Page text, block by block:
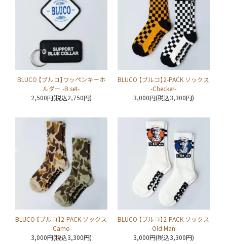
BLUCO 【ブルコ】ワッペンキーホ
ルダー -B set-
2,500円(税込2,750円)
BLUCO 【ブルコ】2-PACK ソックス
-Checker-
3,000円(税込3,300円)
BLUCO 【ブルコ】2-PACK ソックス
-Camo-
3,000円(税込3,300円)
BLUCO 【ブルコ】2-PACK ソックス
-Old Man-
3,000円(税込3,300円)